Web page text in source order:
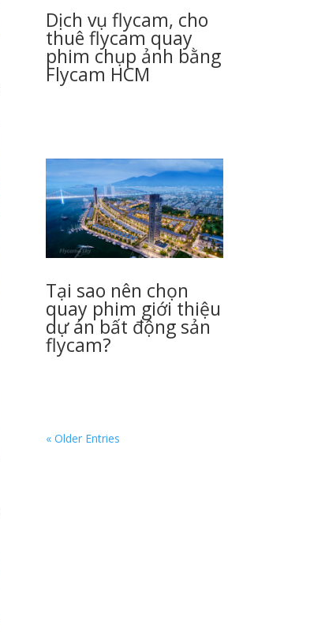
Dịch vụ flycam, cho
thuê flycam quay
phim chụp ảnh bằng
Flycam HCM
Tại sao nên chọn
quay phim giới thiệu
dự án bất động sản
flycam?
« Older Entries